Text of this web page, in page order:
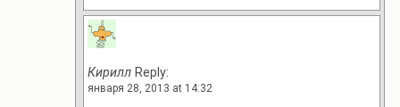
Кирилл Reply:
января 28, 2013 at 14:32